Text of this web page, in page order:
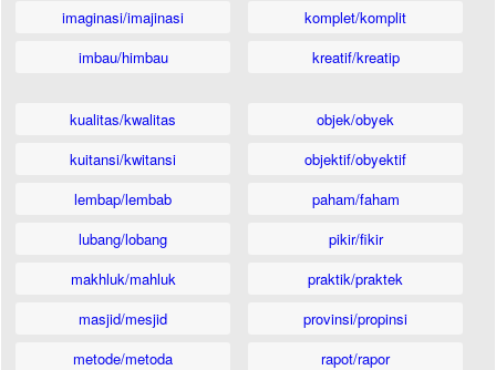
imaginasi/imajinasi
imbau/himbau
komplet/komplit
kreatif/kreatip
kualitas/kwalitas
kuitansi/kwitansi
lembap/lembab
lubang/lobang
makhluk/mahluk
masjid/mesjid
metode/metoda
objek/obyek
objektif/obyektif
paham/faham
pikir/fikir
praktik/praktek
provinsi/propinsi
rapot/rapor